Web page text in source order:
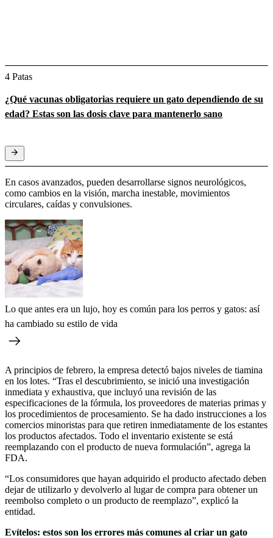
4 Patas
¿Qué vacunas obligatorias requiere un gato dependiendo de su
edad? Estas son las dosis clave para mantenerlo sano
En casos avanzados, pueden desarrollarse signos neurológicos,
como cambios en la visión, marcha inestable, movimientos
circulares, caídas y convulsiones.
Lo que antes era un lujo, hoy es común para los perros y gatos: así
ha cambiado su estilo de vida
A principios de febrero, la empresa detectó bajos niveles de tiamina
en los lotes. “Tras el descubrimiento, se inició una investigación
inmediata y exhaustiva, que incluyó una revisión de las
especificaciones de la fórmula, los proveedores de materias primas y
los procedimientos de procesamiento. Se ha dado instrucciones a los
comercios minoristas para que retiren inmediatamente de los estantes
los productos afectados. Todo el inventario existente se está
reemplazando con el producto de nueva formulación”, agrega la
FDA.
“Los consumidores que hayan adquirido el producto afectado deben
dejar de utilizarlo y devolverlo al lugar de compra para obtener un
reembolso completo o un producto de reemplazo”, explicó la
entidad.
Evítelos: estos son los errores más comunes al criar un gato